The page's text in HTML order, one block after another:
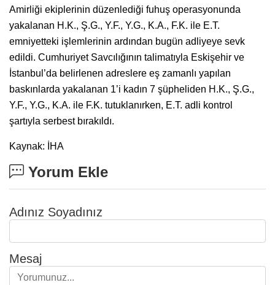
Amirliği ekiplerinin düzenlediği fuhuş operasyonunda
yakalanan H.K., Ş.G., Y.F., Y.G., K.A., F.K. ile E.T.
emniyetteki işlemlerinin ardından bugün adliyeye sevk
edildi. Cumhuriyet Savcılığının talimatıyla Eskişehir ve
İstanbul’da belirlenen adreslere eş zamanlı yapılan
baskınlarda yakalanan 1’i kadın 7 şüpheliden H.K., Ş.G.,
Y.F., Y.G., K.A. ile F.K. tutuklanırken, E.T. adli kontrol
şartıyla serbest bırakıldı.
Kaynak: İHA
Yorum Ekle
Adınız Soyadınız
Mesaj